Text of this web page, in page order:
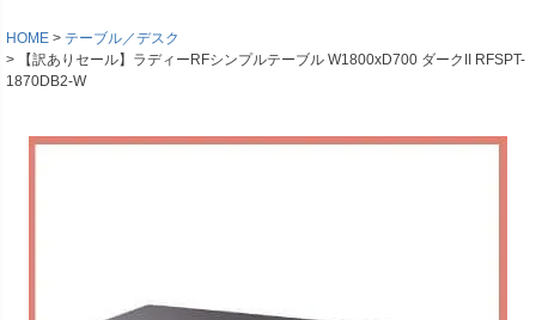
HOME
テーブル／デスク
【訳ありセール】ラディーRFシンプルテーブル W1800xD700 ダークII RFSPT-
1870DB2-W